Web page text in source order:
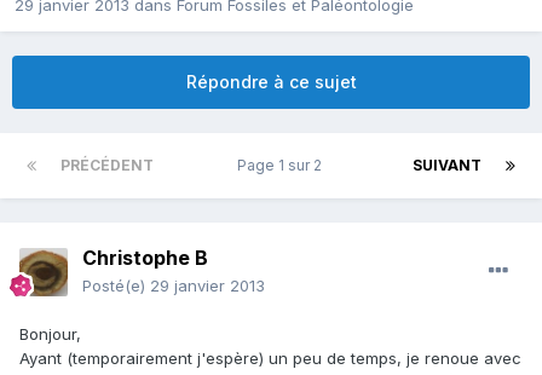
29 janvier 2013 dans Forum Fossiles et Paléontologie
Répondre à ce sujet
PRÉCÉDENT SUIVANT
Page 1 sur 2
Christophe B
Posté(e) 29 janvier 2013
Bonjour,
Ayant (temporairement j'espère) un peu de temps, je renoue avec